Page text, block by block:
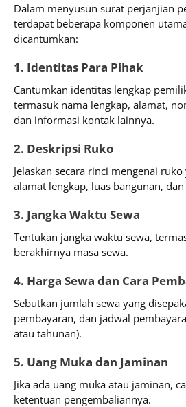
Dalam menyusun surat perjanjian
terdapat beberapa komponen
dicantumkan:
1. Identitas Para Pihak
Cantumkan identitas lengkap
termasuk nama lengkap, alamat,
dan informasi kontak lainnya.
2. Deskripsi Ruko
Jelaskan secara rinci mengenai
alamat lengkap, luas bangunan,
3. Jangka Waktu Sewa
Tentukan jangka waktu sewa,
berakhirnya masa sewa.
4. Harga Sewa dan Cara
Sebutkan jumlah sewa yang
pembayaran, dan jadwal
atau tahunan).
5. Uang Muka dan Jaminan
Jika ada uang muka atau jaminan,
ketentuan pengembaliannya.